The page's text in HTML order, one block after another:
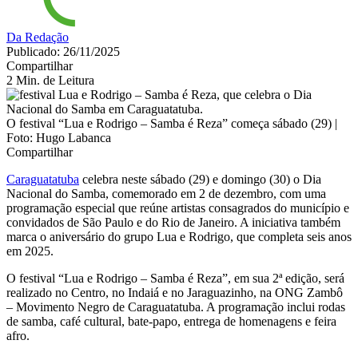
Da Redação
Publicado: 26/11/2025
Compartilhar
2 Min. de Leitura
O festival “Lua e Rodrigo – Samba é Reza” começa sábado (29) |
Foto: Hugo Labanca
Compartilhar
Caraguatatuba celebra neste sábado (29) e domingo (30) o Dia
Nacional do Samba, comemorado em 2 de dezembro, com uma
programação especial que reúne artistas consagrados do município e
convidados de São Paulo e do Rio de Janeiro. A iniciativa também
marca o aniversário do grupo Lua e Rodrigo, que completa seis anos
em 2025.
O festival “Lua e Rodrigo – Samba é Reza”, em sua 2ª edição, será
realizado no Centro, no Indaiá e no Jaraguazinho, na ONG Zambô
– Movimento Negro de Caraguatatuba. A programação inclui rodas
de samba, café cultural, bate-papo, entrega de homenagens e feira
afro.